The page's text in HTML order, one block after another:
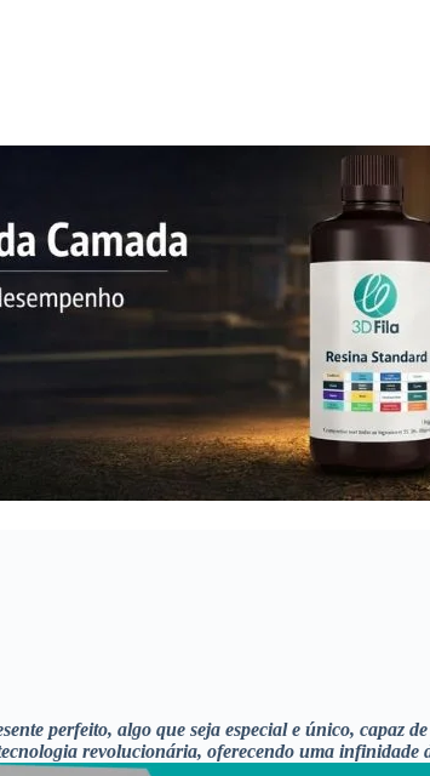
perfeito, algo que seja especial e único, capaz
revolucionária, oferecendo uma infinidade